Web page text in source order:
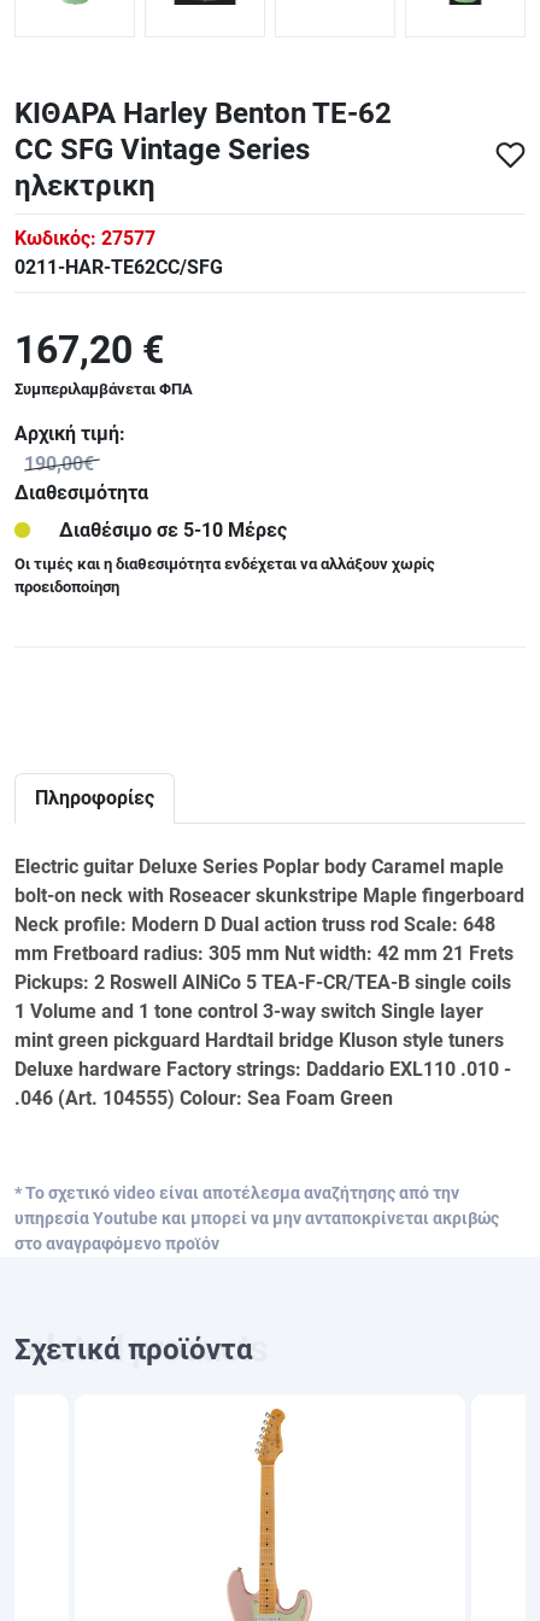
ΚΙΘΑΡΑ Harley Benton TE-62
CC SFG Vintage Series
ηλεκτρικη
Κωδικός: 27577
0211-HAR-TE62CC/SFG
167,20 €
Συμπεριλαμβάνεται ΦΠΑ
Αρχική τιμή:
190,00€
Διαθεσιμότητα
Διαθέσιμο σε 5-10 Μέρες
Οι τιμές και η διαθεσιμότητα ενδέχεται να αλλάξουν χωρίς
προειδοποίηση
Πληροφορίες
Electric guitar Deluxe Series Poplar body Caramel maple
bolt-on neck with Roseacer skunkstripe Maple fingerboard
Neck profile: Modern D Dual action truss rod Scale: 648
mm Fretboard radius: 305 mm Nut width: 42 mm 21 Frets
Pickups: 2 Roswell AlNiCo 5 TEA-F-CR/TEA-B single coils
1 Volume and 1 tone control 3-way switch Single layer
mint green pickguard Hardtail bridge Kluson style tuners
Deluxe hardware Factory strings: Daddario EXL110 .010 -
.046 (Art. 104555) Colour: Sea Foam Green
* Το σχετικό video είναι αποτέλεσμα αναζήτησης από την
υπηρεσία Youtube και μπορεί να μην ανταποκρίνεται ακριβώς
στο αναγραφόμενο προϊόν
Σχετικά προϊόντα